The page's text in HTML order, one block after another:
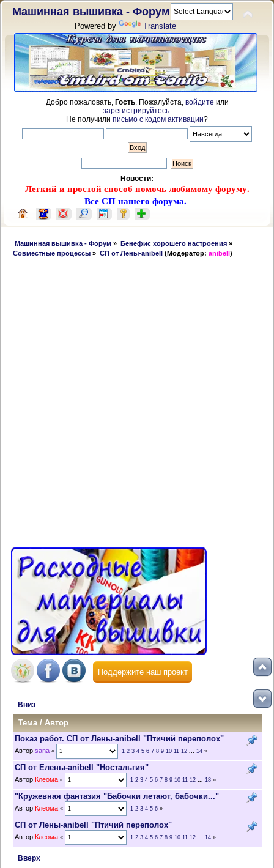
Машинная вышивка - Форум
Powered by Translate
Добро пожаловать, Гость. Пожалуйста, войдите или
зарегистрируйтесь
Не получили письмо с кодом активации?
Новости:
Легкий и простой способ помочь любимому форуму.
Все СП нашего форума.
Машинная вышивка - Форум » Бенефис хорошего настроения»
Совместные процессы » СП от Лены-anibell(Модератор: anibell)
Поддержите наш проект
Вниз
Тема/Автор
Показ работ. СП от Лены-anibell "Птичий переполох"
Автор sana « 1 2 3 4 5 6 7 8 9 10 11 12 ... 14»
СП от Елены-anibell "Ностальгия"
Автор Клеома « 1 2 3 4 5 6 7 8 9 10 11 12 ... 18»
"Кружевная фантазия "Бабочки летают, бабочки..."
Автор Клеома « 1 2 3 4 5 6»
СП от Лены-anibell "Птичий переполох"
Автор Клеома « 1 2 3 4 5 6 7 8 9 10 11 12 ... 14»
Вверх